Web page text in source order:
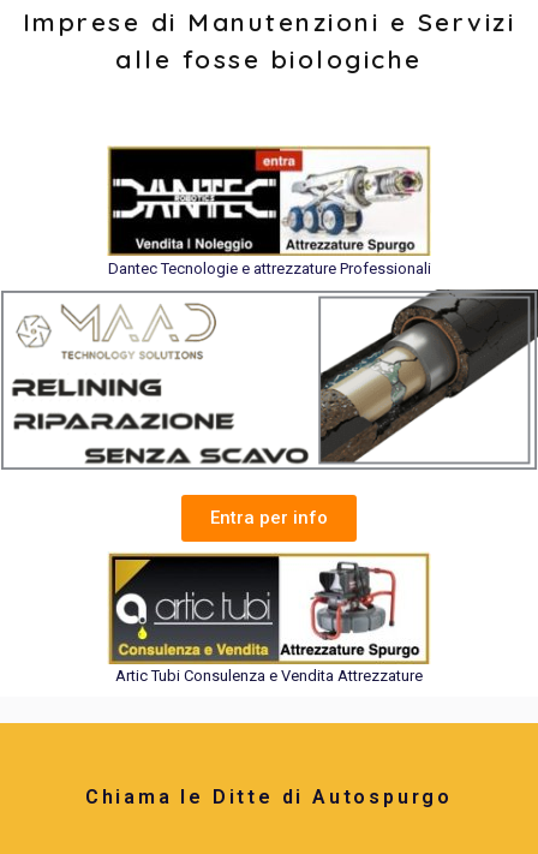
Imprese di Manutenzioni e Servizi
alle fosse biologiche
Dantec Tecnologie e attrezzature Professionali
Entra per info
Artic Tubi Consulenza e Vendita Attrezzature
Chiama le Ditte di Autospurgo